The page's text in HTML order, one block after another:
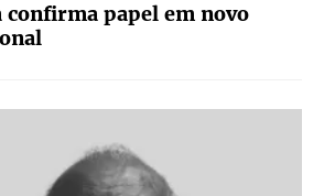
confirma papel em novo